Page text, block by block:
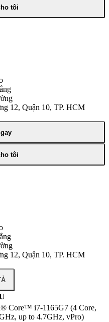
tôi
12, Quận 10, TP. HCM
tôi
12, Quận 10, TP. HCM
Core™ i7-1165G7 (4 Core,
up to 4.7GHz, vPro)